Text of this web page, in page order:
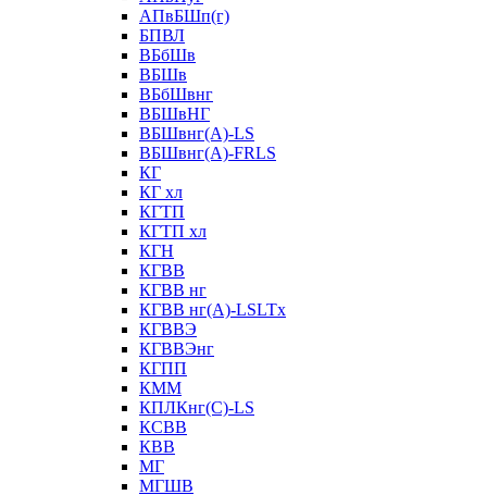
АПвБШп(г)
БПВЛ
ВБбШв
ВБШв
ВБбШвнг
ВБШвНГ
ВБШвнг(А)-LS
ВБШвнг(А)-FRLS
КГ
КГ хл
КГТП
КГТП хл
КГН
КГВВ
КГВВ нг
КГВВ нг(А)-LSLTx
КГВВЭ
КГВВЭнг
КГПП
КММ
КПЛКнг(C)-LS
КСВВ
КВВ
МГ
МГШВ